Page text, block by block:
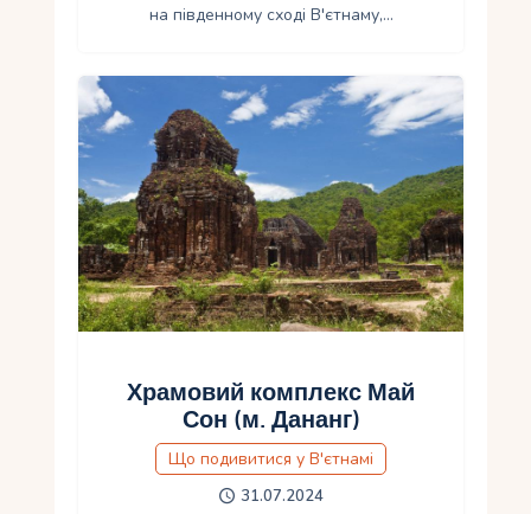
на південному сході В'єтнаму,…
Храмовий комплекс Май
Сон (м. Дананг)
Що подивитися у В'єтнамі
31.07.2024